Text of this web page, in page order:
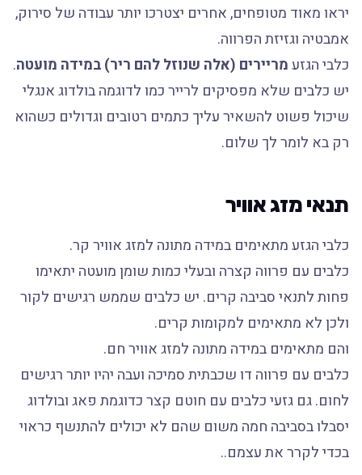
יראו מאוד מטופחים, אחרים יצטרכו יותר עבודה של סירוק,
אמבטיה וגזיזת הפרווה.
כלבי הגזעמריירים (אלה שנוזל להם ריר) במידה מועטה.
יש כלבים שלא מפסיקים לרייר כמו לדוגמה בולדוג אנגלי
שיכול פשוט להשאיר עליך כתמים רטובים וגדולים כשהוא
רק בא לומר לך שלום.
תנאי מזג אוויר
כלבי הגזע מתאימים במידה מתונה למזג אוויר קר.
כלבים עם פרווה קצרה ובעלי כמות שומן מועטה יתאימו
פחות לתנאי סביבה קרים. יש כלבים שממש רגישים לקור
ולכן לא מתאימים למקומות קרים.
והם מתאימים במידה מתונה למזג אוויר חם.
כלבים עם פרווה דו שכבתית סמיכה ועבה יהיו יותר רגישים
לחום. גם גזעי כלבים עם חוטם קצר כדוגמת פאג ובולדוג
יסבלו בסביבה חמה משום שהם לא יכולים להתנשף כראוי
בכדי לקרר את עצמם..